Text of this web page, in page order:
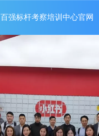
百强标杆考察培训中心官网